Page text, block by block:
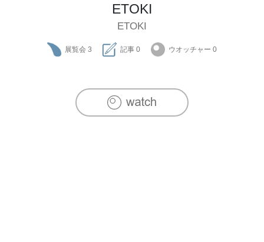
ETOKI
ETOKI
展覧会 3 記事 0 ウオッチャー 0